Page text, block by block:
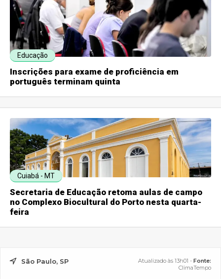
Educação
Inscrições para exame de proficiência em
português terminam quinta
Cuiabá - MT
Secretaria de Educação retoma aulas de campo
no Complexo Biocultural do Porto nesta quarta-
feira
São Paulo, SP Atualizado às 13h01 - Fonte:
ClimaTempo